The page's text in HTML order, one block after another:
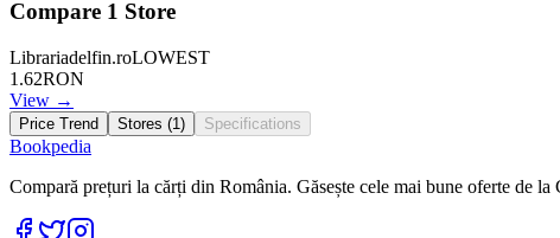
Compare 1 Store
Librariadelfin.roLOWEST
1.62RON
View →
Price Trend Stores (1) Specifications
Bookpedia
Compară prețuri la cărți din România. Găsește cele mai bune oferte de
Facebook
Twitter